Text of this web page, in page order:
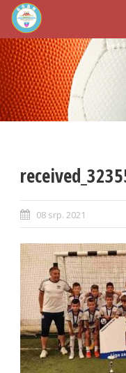
08 srp. 2021